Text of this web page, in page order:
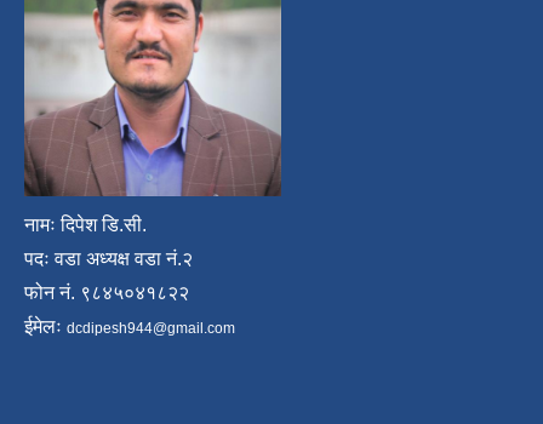
नामः दिपेश डि.सी.
पदः वडा अध्यक्ष वडा नं.२
फोन नं. ९८४५०४१८२२
ईमेलः dcdipesh944@gmail.com